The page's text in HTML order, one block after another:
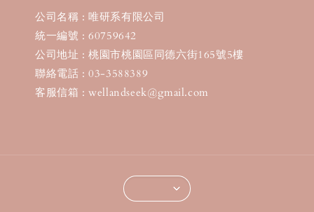
公司名稱 : 唯研系有限公司
統一編號 : 60759642
公司地址 : 桃園市桃園區同德六街165號5樓
聯絡電話 : 03-3588389
客服信箱 : wellandseek@gmail.com